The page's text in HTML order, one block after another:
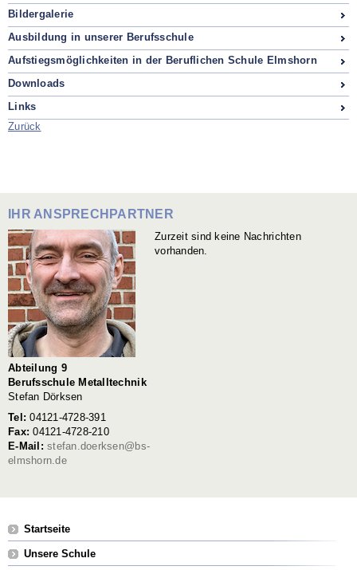
Bildergalerie
Ausbildung in unserer Berufsschule
Aufstiegsmöglichkeiten in der Beruflichen Schule Elmshorn
Downloads
Links
Zurück
IHR ANSPRECHPARTNER
Abteilung 9
Berufsschule Metalltechnik
Stefan Dörksen
Tel: 04121-4728-391
Fax:04121-4728-210
E-Mail:stefan.doerksen@bs-
elmshorn.de
Zurzeit sind keine Nachrichten
vorhanden.
Navigation
Startseite
Unsere Schule